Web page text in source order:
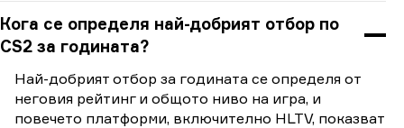
Кога се определя най-добрият отбор по
CS2 за годината?
Най-добрият отбор за годината се определя от
неговия рейтинг и общото ниво на игра, и
повечето платформи, включително HLTV, показват